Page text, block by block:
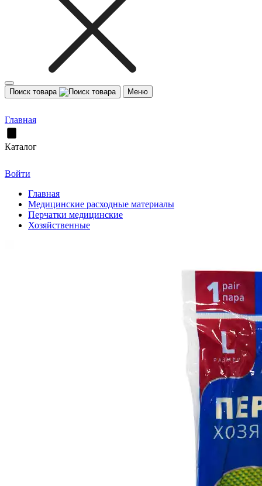
Поиск товара Меню
Главная
Каталог
Войти
Главная
Медицинские расходные материалы
Перчатки медицинские
Хозяйственные